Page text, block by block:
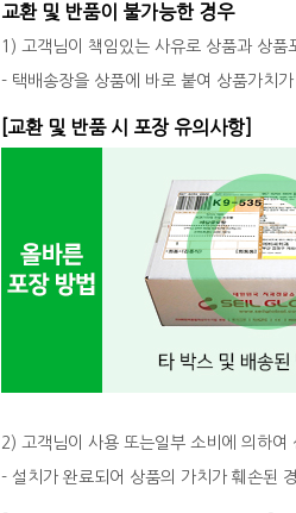
교환 및 반품이 불가능한 경우
1) 고객님이 책임있는 사유로 상품과 상품
- 택배송장을 상품에 바로 붙여 상품가치
[교환 및 반품 시 포장 유의사항]
2) 고객님이 사용 또는일부 소비에 의하여
- 설치가 완료되어 상품의 가치가 훼손된